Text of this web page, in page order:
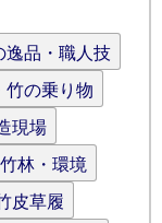
逸品・職人技
の乗り物
現場
林・環境
皮草履